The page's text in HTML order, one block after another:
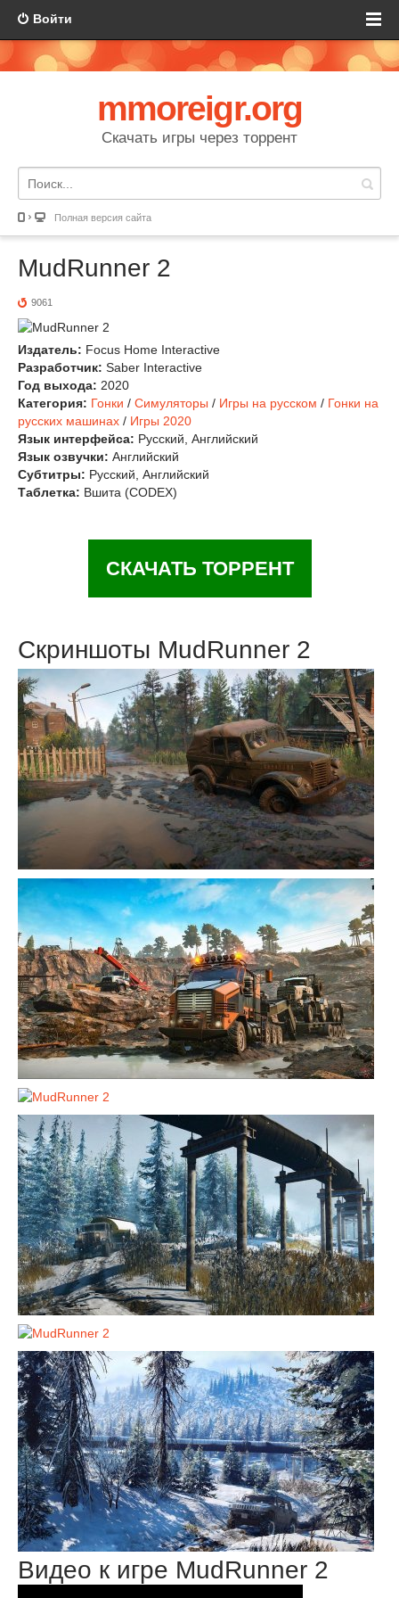
Войти
mmoreigr.org
Скачать игры через торрент
Полная версия сайта
MudRunner 2
9061
Издатель: Focus Home Interactive
Разработчик: Saber Interactive
Год выхода: 2020
Категория: Гонки / Симуляторы / Игры на русском / Гонки на
русских машинах / Игры 2020
Язык интерфейса: Русский, Английский
Язык озвучки: Английский
Субтитры: Русский, Английский
Таблетка: Вшита (CODEX)
СКАЧАТЬ ТОРРЕНТ
Скриншоты MudRunner 2
Видео к игре MudRunner 2